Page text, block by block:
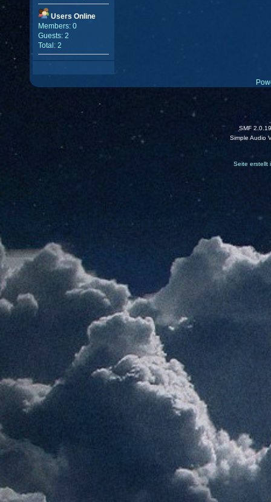
Users Online
Members: 0
Guests: 2
Total: 2
SMF 2.0.19
Simple Audio
Seite erstellt